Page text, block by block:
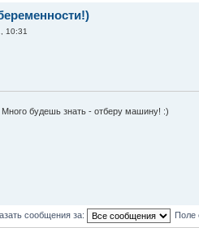
10:31
будешь знать - отберу машину! :)
сообщения за: Поле